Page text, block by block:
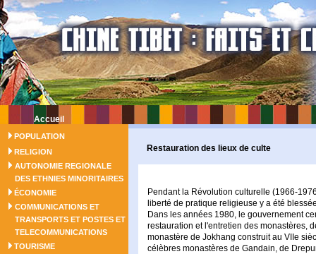
Accueil
POPULATION
RELIGION
AUTONOMIE REGIONALE
DES ETHNIES MINORITAIRES
ÉCONOMIE
COMMUNICATIONS ET
TRANSPORTS ET POSTES ET
TELECOMMUNICATIONS
TOURISME
Restauration des lieux de culte
Pendant la Révolution culturelle (1966-
liberté de pratique religieuse y a été
Dans les années 1980, le gouvernement
restauration et l'entretien des monastères,
monastère de Jokhang construit au VIIe
célèbres monastères de Gandain, de